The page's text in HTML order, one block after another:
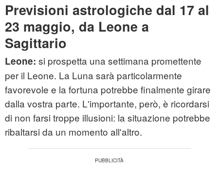
Previsioni astrologiche dal 17 al
23 maggio, da Leone a
Sagittario
Leone: si prospetta una settimana promettente
per il Leone. La Luna sarà particolarmente
favorevole e la fortuna potrebbe finalmente girare
dalla vostra parte. L'importante, però, è ricordarsi
di non farsi troppe illusioni: la situazione potrebbe
ribaltarsi da un momento all'altro.